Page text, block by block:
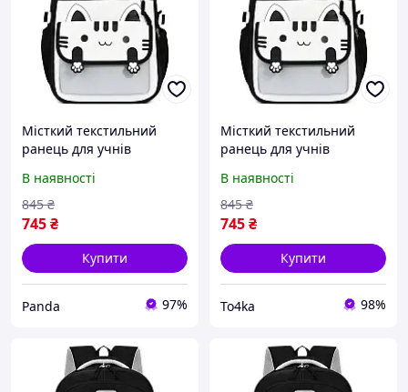
Місткий текстильний
ранець для учнів
хлопчиків і дівчаток
В наявності
745₴
845 ₴
Купити
Panda 97%
Місткий текстильний
ранець для учнів
хлопчиків і дівчаток
В наявності
745₴
845 ₴
Купити
To4ka 98%